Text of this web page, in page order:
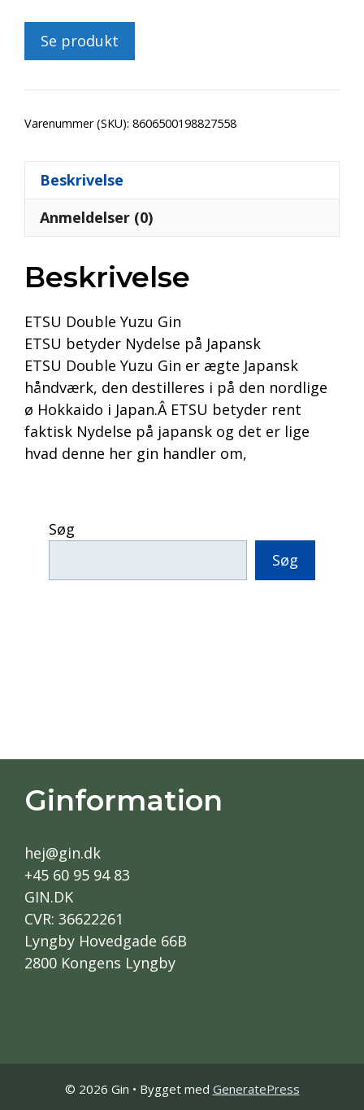
Se produkt
Varenummer (SKU): 8606500198827558
Beskrivelse
Anmeldelser (0)
Beskrivelse
ETSU Double Yuzu Gin
ETSU betyder Nydelse på Japansk
ETSU Double Yuzu Gin er ægte Japansk
håndværk, den destilleres i på den nordlige
ø Hokkaido i Japan.Â ETSU betyder rent
faktisk Nydelse på japansk og det er lige
hvad denne her gin handler om,
Søg
Søg
Ginformation
hej@gin.dk
+45 60 95 94 83
GIN.DK
CVR: 36622261
Lyngby Hovedgade 66B
2800 Kongens Lyngby
© 2026 Gin • Bygget med GeneratePress